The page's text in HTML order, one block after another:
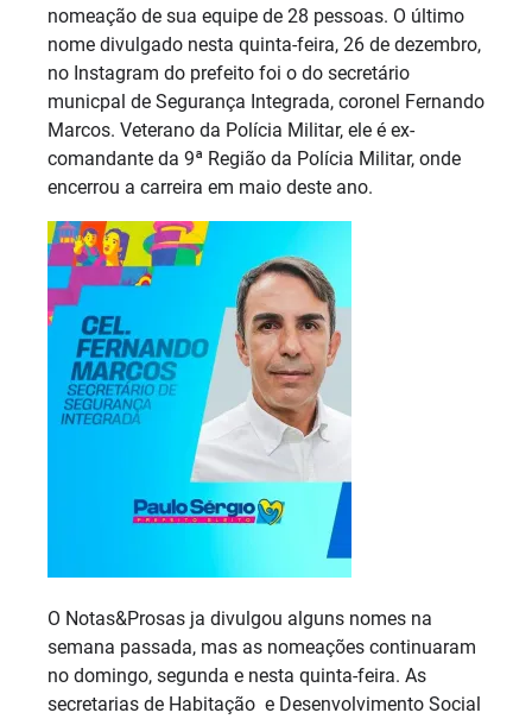
nomeação de sua equipe de 28 pessoas. O último
nome divulgado nesta quinta-feira, 26 de dezembro,
no Instagram do prefeito foi o do secretário
municpal de Segurança Integrada, coronel Fernando
Marcos. Veterano da Polícia Militar, ele é ex-
comandante da 9ª Região da Polícia Militar, onde
encerrou a carreira em maio deste ano.
O Notas&Prosas ja divulgou alguns nomes na
semana passada, mas as nomeações continuaram
no domingo, segunda e nesta quinta-feira. As
secretarias de Habitação e Desenvolvimento Social